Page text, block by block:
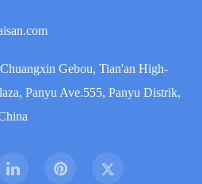
Gebou, Tian'an High-
Panyu Ave.555, Panyu Distrik,